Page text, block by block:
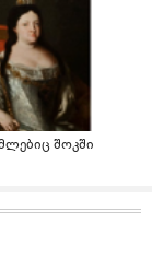
შოკში